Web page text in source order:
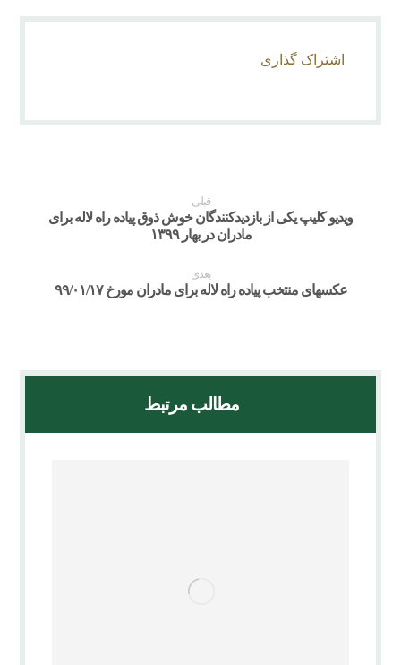
قبلی
ویدیو کلیپ یکی از بازدیدکنندگان خوش ذوق پیاده راه لاله برای
مادران در بهار ۱۳۹۹
بعدی
عکسهای منتخب پیاده راه لاله برای مادران مورخ ۹۹/۰۱/۱۷
مطالب مرتبط